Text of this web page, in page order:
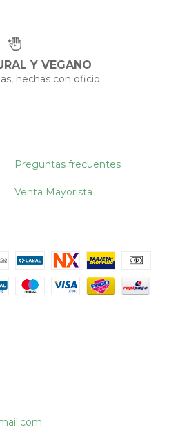
Y VEGANO
hechas con oficio
Preguntas frecuentes
Venta Mayorista